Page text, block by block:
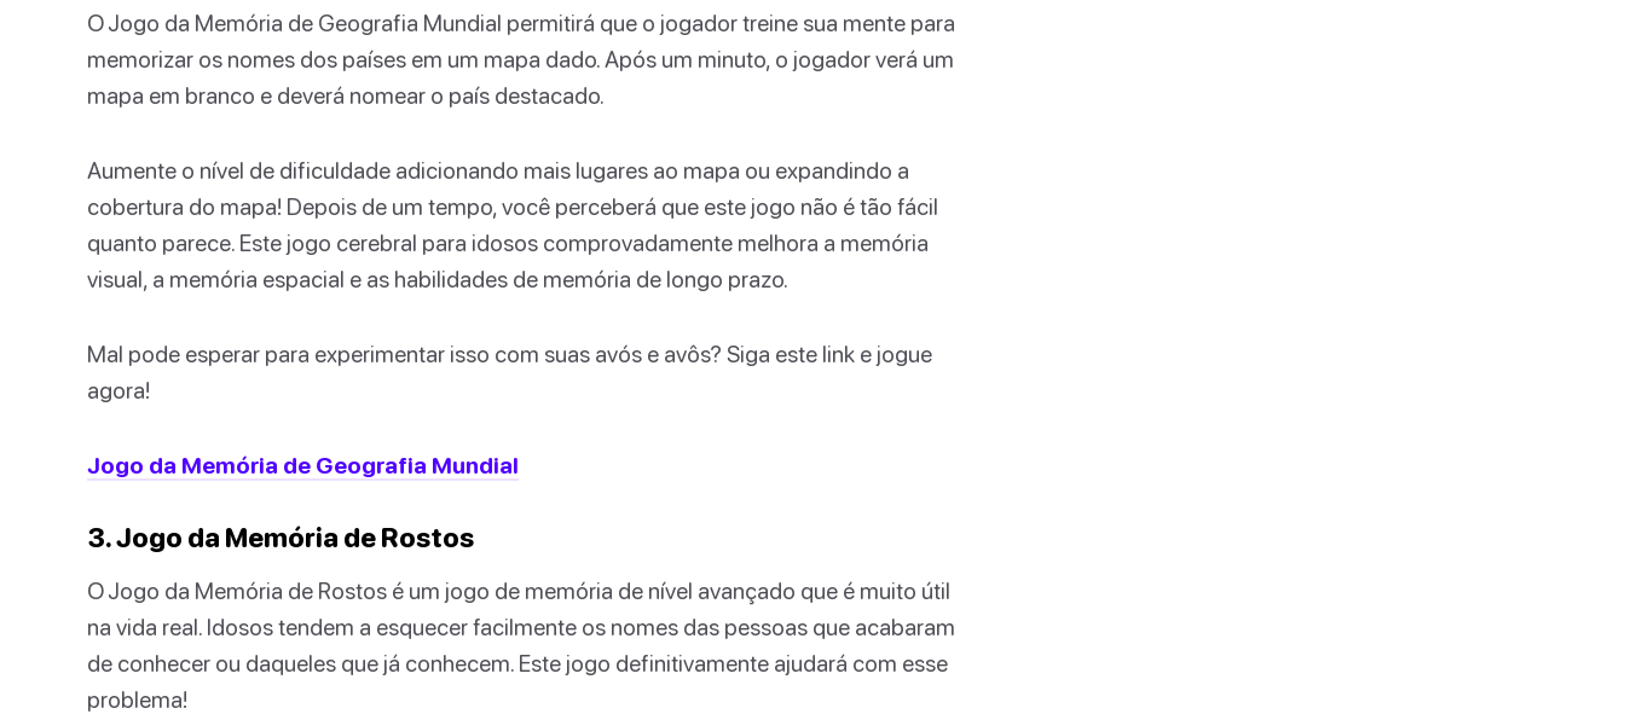
O Jogo da Memória de Geografia Mundial permitirá que o jogador treine sua mente para
memorizar os nomes dos países em um mapa dado. Após um minuto, o jogador verá um
mapa em branco e deverá nomear o país destacado.
Aumente o nível de dificuldade adicionando mais lugares ao mapa ou expandindo a
cobertura do mapa! Depois de um tempo, você perceberá que este jogo não é tão fácil
quanto parece. Este jogo cerebral para idosos comprovadamente melhora a memória
visual, a memória espacial e as habilidades de memória de longo prazo.
Mal pode esperar para experimentar isso com suas avós e avôs? Siga este link e jogue
agora!
Jogo da Memória de Geografia Mundial
3. Jogo da Memória de Rostos
O Jogo da Memória de Rostos é um jogo de memória de nível avançado que é muito útil
na vida real. Idosos tendem a esquecer facilmente os nomes das pessoas que acabaram
de conhecer ou daqueles que já conhecem. Este jogo definitivamente ajudará com esse
problema!